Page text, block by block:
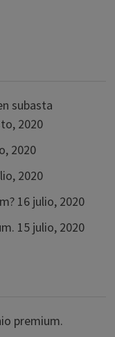
subasta
2020
2020
2020
16 julio, 2020
15 julio, 2020
premium.